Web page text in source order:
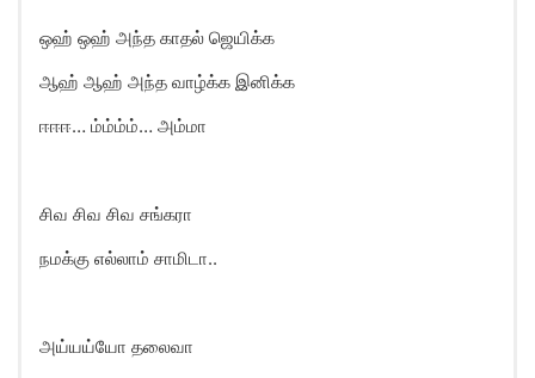
ஒஹ் ஒஹ் அந்த காதல் ஜெயிக்க
ஆஹ் ஆஹ் அந்த வாழ்க்க இனிக்க
ஈஈஈ… ம்ம்ம்ம்… அம்மா
சிவ சிவ சிவ சங்கரா
நமக்கு எல்லாம் சாமிடா..
அய்யய்யோ தலைவா